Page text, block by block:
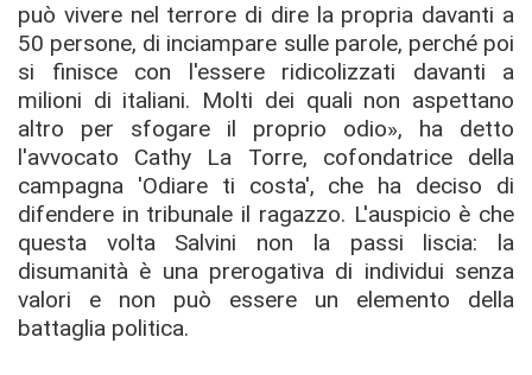
può vivere nel terrore di dire la propria davanti a
50 persone, di inciampare sulle parole, perché poi
si finisce con l'essere ridicolizzati davanti a
milioni di italiani. Molti dei quali non aspettano
altro per sfogare il proprio odio», ha detto
l'avvocato Cathy La Torre, cofondatrice della
campagna 'Odiare ti costa', che ha deciso di
difendere in tribunale il ragazzo. L'auspicio è che
questa volta Salvini non la passi liscia: la
disumanità è una prerogativa di individui senza
valori e non può essere un elemento della
battaglia politica.